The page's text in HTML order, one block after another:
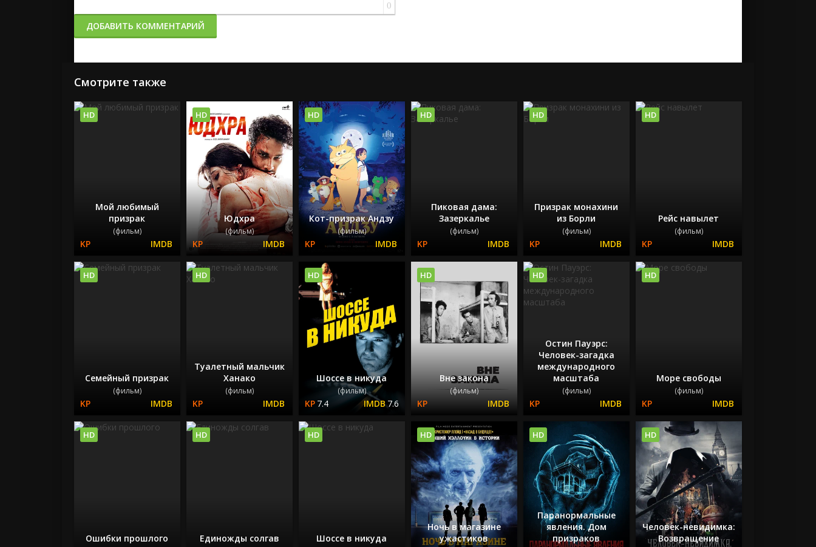
0
ДОБАВИТЬ КОММЕНТАРИЙ
Смотрите также
Мой любимый
призрак
(фильм)
HD
Юдхра
(фильм)
HD
Кот-призрак Андзу
(фильм)
HD
Пиковая дама:
Зазеркалье
(фильм)
HD
Призрак монахини
из Борли
(фильм)
HD
Рейс навылет
(фильм)
HD
Семейный призрак
(фильм)
HD
Туалетный мальчик
Ханако
(фильм)
HD
Шоссе в никуда
(фильм)
7.4 7.6
HD
Вне закона
(фильм)
HD
Остин Пауэрс:
Человек-загадка
международного
масштаба
(фильм)
HD
Море свободы
(фильм)
HD
Ошибки прошлого
HD
Единожды солгав
HD
Шоссе в никуда
HD
Ночь в магазине
ужастиков
HD
Паранормальные
явления. Дом
призраков
HD
Человек-невидимка:
Возвращение
HD